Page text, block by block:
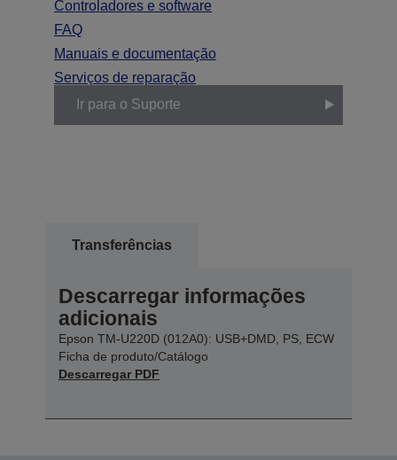
Controladores e software
FAQ
Manuais e documentação
Serviços de reparação
Ir para o Suporte
Transferências
Descarregar informações
adicionais
Epson TM-U220D (012A0): USB+DMD, PS, ECW
Ficha de produto/Catálogo
Descarregar PDF